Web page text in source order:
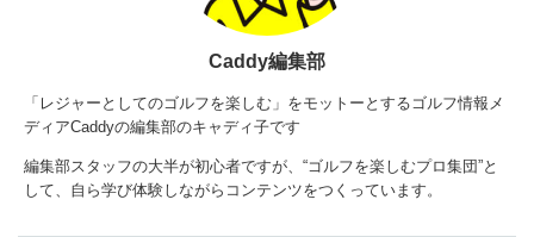
Caddy編集部
「レジャーとしてのゴルフを楽しむ」をモットーとするゴルフ情報メ
ディアCaddyの編集部のキャディ子です
編集部スタッフの大半が初心者ですが、“ゴルフを楽しむプロ集団”と
して、自ら学び体験しながらコンテンツをつくっています。